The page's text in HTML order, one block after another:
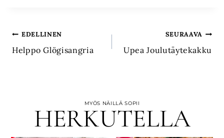
Artikkelien
selaus
EDELLINEN
Helppo Glögisangria
SEURAAVA
Upea Joulutäytekakku
MYÖS NÄILLÄ SOPII
HERKUTELLA